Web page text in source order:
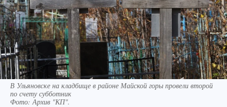
В Ульяновске на кладбище в районе Майской горы провели второй
по счету субботник
Фото: Архив "КП".